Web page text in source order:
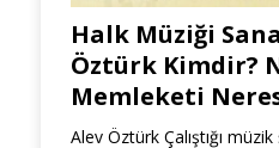
Halk Müziği
Öztürk Kimdir?
Memleketi
Alev Öztürk Çalıştığı